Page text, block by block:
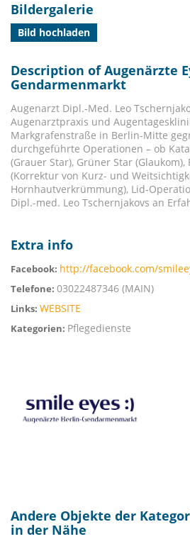
Bildergalerie
Bild hochladen
Description of Augenärzte
Gendarmenmarkt
Augenarzt Dipl.-Med. Leo
Augenarztpraxis und
Markgrafenstraße in Berlin-Mitte
durchgeführte Operationen – ob
(Grauer Star), Grüner Star
(Korrektur von Kurz- und
Hornhautverkrümmung), Lid-
Dipl.-med. Leo Tschernjakovs an
Extra info
Facebook: http://facebook.com/
Telefone: 03022487346 (MAIN)
Links: WEBSITE
Kategorien: Pflegedienste
Andere Objekte der
in der Nähe